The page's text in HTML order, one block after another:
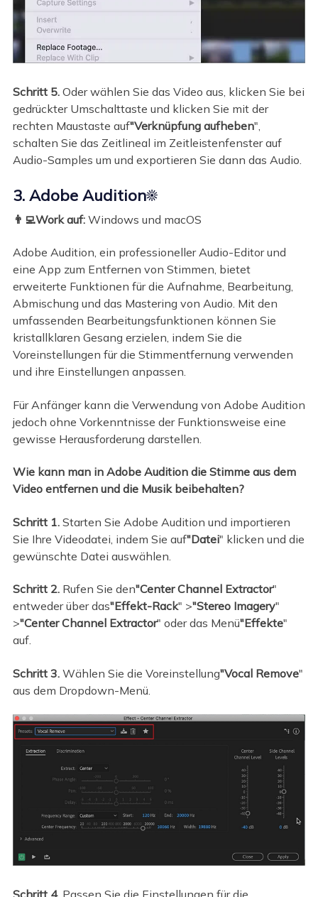
Schritt 5. Oder wählen Sie das Video aus, klicken Sie bei
gedrückter Umschalttaste und klicken Sie mit der
rechten Maustaste auf"Verknüpfung aufheben",
schalten Sie das Zeitlineal im Zeitleistenfenster auf
Audio-Samples um und exportieren Sie dann das Audio.
3. Adobe Audition☀️
👨‍💻Work auf:Windows und macOS
Adobe Audition, ein professioneller Audio-Editor und
eine App zum Entfernen von Stimmen, bietet
erweiterte Funktionen für die Aufnahme, Bearbeitung,
Abmischung und das Mastering von Audio. Mit den
umfassenden Bearbeitungsfunktionen können Sie
kristallklaren Gesang erzielen, indem Sie die
Voreinstellungen für die Stimmentfernung verwenden
und ihre Einstellungen anpassen.
Für Anfänger kann die Verwendung von Adobe Audition
jedoch ohne Vorkenntnisse der Funktionsweise eine
gewisse Herausforderung darstellen.
Wie kann man in Adobe Audition die Stimme aus dem
Video entfernen und die Musik beibehalten?
Schritt 1.Starten Sie Adobe Audition und importieren
Sie Ihre Videodatei, indem Sie auf"Datei" klicken und die
gewünschte Datei auswählen.
Schritt 2. Rufen Sie den"Center Channel Extractor"
entweder über das"Effekt-Rack" >"Stereo Imagery"
>"Center Channel Extractor" oder das Menü"Effekte"
auf.
Schritt 3. Wählen Sie die Voreinstellung"Vocal Remove"
aus dem Dropdown-Menü.